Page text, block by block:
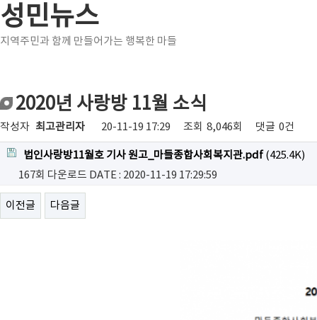
성민뉴스
지역주민과 함께 만들어가는 행복한 마들
2020년 사랑방 11월 소식
작성자 최고관리자 20-11-19 17:29 조회 8,046회 댓글 0건
법인사랑방11월호 기사 원고_마들종합사회복지관.pdf (425.4K)
167회 다운로드 DATE : 2020-11-19 17:29:59
이전글 다음글